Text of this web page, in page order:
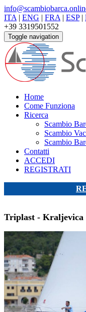
ITA | ENG | FRA | ESP|
+39 3319501552
Toggle navigation
Home
Come Funziona
Ricerca
Scambio
Scambio
Scambio
Contatti
ACCEDI
REGISTRATI
Triplast - Kraljevica